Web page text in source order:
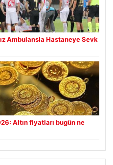
Ambulansla Hastaneye Sevk
Altın fiyatları bugün ne